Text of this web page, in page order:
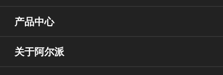
产品中心
关于阿尔派